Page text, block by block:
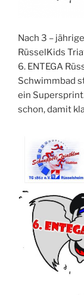
Nach 3 –
RüsselKids
6. ENTEGA
Schwimmbad
ein
schon, damit